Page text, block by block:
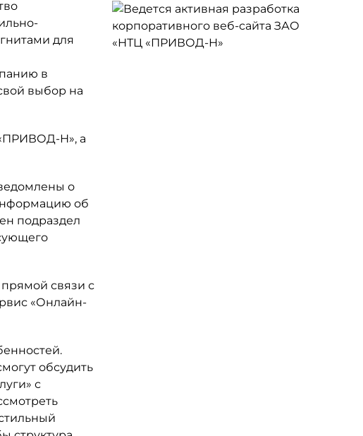
для
в
выбор на
Н», а
о
об
подраздел
связи с
«Онлайн-
обсудить
с